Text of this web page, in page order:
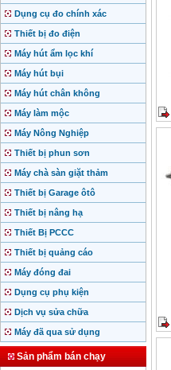
Dụng cụ đo chính xác
Thiết bị đo điện
Máy hút ẩm lọc khí
Máy hút bụi
Máy hút chân không
Máy làm mộc
Máy Nông Nghiệp
Thiết bị phun sơn
Máy chà sàn giặt thảm
Thiết bị Garage ôtô
Thiết bị nâng hạ
Thiết Bị PCCC
Thiết bị quảng cáo
Máy đóng đai
Dụng cụ phụ kiện
Dịch vụ sửa chữa
Máy đã qua sử dụng
Sản phẩm bán chạy